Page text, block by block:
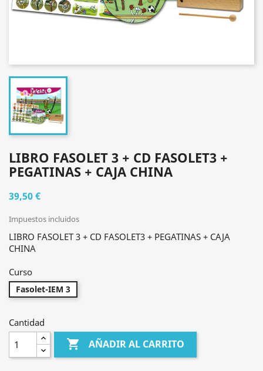
LIBRO FASOLET 3 + CD FASOLET3 +
PEGATINAS + CAJA CHINA
39,50 €
Impuestos incluidos
LIBRO FASOLET 3 + CD FASOLET3 + PEGATINAS + CAJA
CHINA
Curso
Fasolet-IEM 3
Cantidad
 AÑADIR AL CARRITO